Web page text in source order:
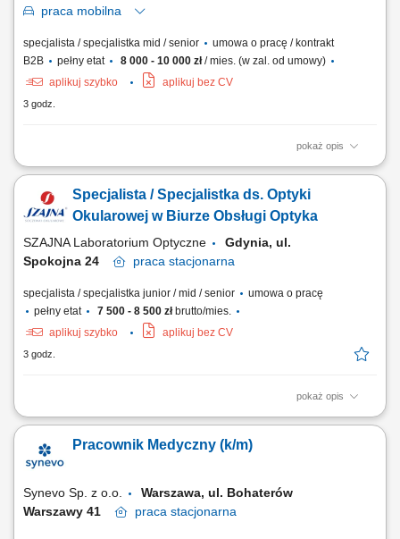
praca mobilna
specjalista / specjalistka mid / senior
umowa o pracę / kontrakt
B2B
pełny etat 8 000 - 10 000 zł/ mies. (w zal. od umowy)
aplikuj szybko
aplikuj bez CV
3 godz.
pokaż opis
Jako Regionalny Przedstawiciel ds. Optyki Okularowej będziesz:
(salony optyczne) oraz pozyskiwał nowych klientów realizował cele i
zadania sprzedażowe w zgodzie z budżetem firmy dbał o rozwój
Specjalista / Specjalistka ds. Optyki
Okularowej w Biurze Obsługi Optyka
SZAJNA Laboratorium Optyczne
Gdynia, ul.
Spokojna 24
praca stacjonarna
specjalista / specjalistka junior / mid / senior
umowa o pracę
pełny etat
7 500 - 8 500 złbrutto/mies.
aplikuj szybko
aplikuj bez CV
3 godz.
pokaż opis
Jako Specjalistka/-ta ds. Optyki Okularowej będziesz: budowała/-ał i
przyjmowała/-ał zamówienia i zlecał soczewki okularowe do produkcji w
naszym laboratorium prowadziła/-dził doradztwo optykom w doborze
Pracownik Medyczny (k/m)
Synevo Sp. z o.o.
Warszawa, ul. Bohaterów
Warszawy 41
praca stacjonarna